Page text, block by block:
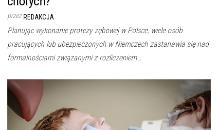
przez REDAKCJA
Planując wykonanie protezy zębowej w Polsce, wiele osób
pracujących lub ubezpieczonych w Niemczech zastanawia się nad
formalnościami związanymi z rozliczeniem…